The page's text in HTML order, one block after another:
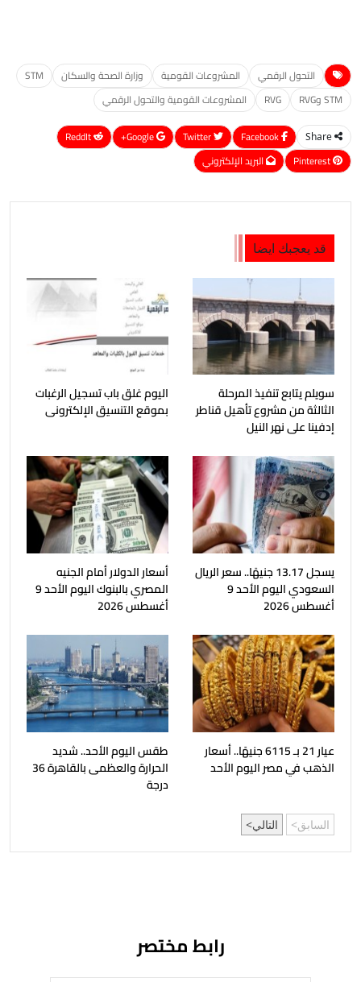
التحول الرقمي المشروعات القومية وزارة الصحة والسكان
STM
STM وRVG
RVG المشروعات القومية والتحول الرقمي
Share
Google+
ReddIt
Pinterest
البريد الإلكتروني
قد يعجبك ايضا
سويلم يتابع تنفيذ المرحلة
الثالثة من مشروع تأهيل قناطر
إدفينا على نهر النيل
اليوم غلق باب تسجيل الرغبات
بموقع التنسيق الإلكترونى
يسجل 13.17 جنيهًا.. سعر الريال
السعودي اليوم الأحد 9
أغسطس 2026
أسعار الدولار أمام الجنيه
المصري بالبنوك اليوم الأحد 9
أغسطس 2026
عيار 21 بـ 6115 جنيهًا.. أسعار
الذهب في مصر اليوم الأحد
طقس اليوم الأحد.. شديد
الحرارة والعظمى بالقاهرة 36
درجة
السابق التالي
رابط مختصر